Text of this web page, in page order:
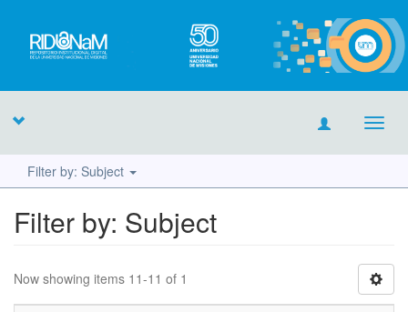
Filter by: Subject
Filter by: Subject
Now showing items 11-11 of 1